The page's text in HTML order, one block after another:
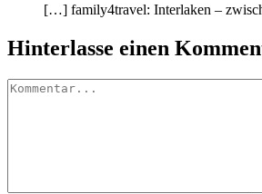
[…] family4travel: Interlaken –
Hinterlasse einen
Kommentar